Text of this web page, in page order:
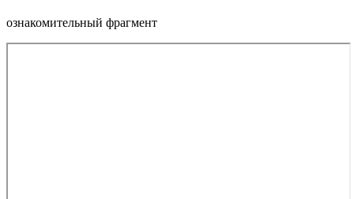
ознакомительный фрагмент